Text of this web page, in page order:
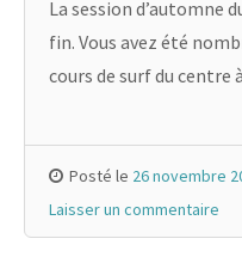
La session d’automne
fin. Vous avez été
cours de surf du centre
Posté le 26 novembre
Laisser un commentaire